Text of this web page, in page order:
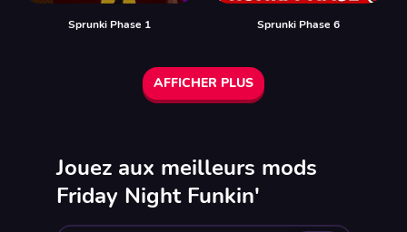
Sprunki Phase 1 Sprunki Phase 6
AFFICHER PLUS
Jouez aux meilleurs mods
Friday Night Funkin'